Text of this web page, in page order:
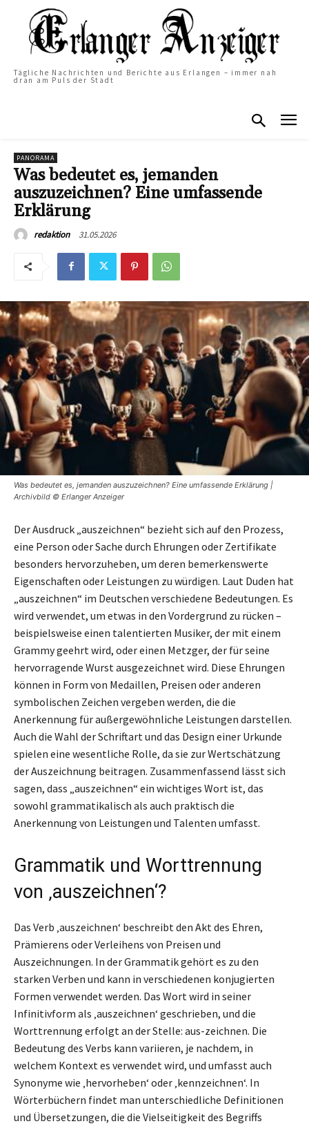
Tägliche Nachrichten und Berichte aus Erlangen – immer nah
dran am Puls der Stadt
PANORAMA
Was bedeutet es, jemanden
auszuzeichnen? Eine umfassende
Erklärung
redaktion 31.05.2026
Was bedeutet es, jemanden auszuzeichnen? Eine umfassende Erklärung |
Archivbild © Erlanger Anzeiger
Der Ausdruck „auszeichnen“ bezieht sich auf den Prozess,
eine Person oder Sache durch Ehrungen oder Zertifikate
besonders hervorzuheben, um deren bemerkenswerte
Eigenschaften oder Leistungen zu würdigen. Laut Duden hat
„auszeichnen“ im Deutschen verschiedene Bedeutungen. Es
wird verwendet, um etwas in den Vordergrund zu rücken –
beispielsweise einen talentierten Musiker, der mit einem
Grammy geehrt wird, oder einen Metzger, der für seine
hervorragende Wurst ausgezeichnet wird. Diese Ehrungen
können in Form von Medaillen, Preisen oder anderen
symbolischen Zeichen vergeben werden, die die
Anerkennung für außergewöhnliche Leistungen darstellen.
Auch die Wahl der Schriftart und das Design einer Urkunde
spielen eine wesentliche Rolle, da sie zur Wertschätzung
der Auszeichnung beitragen. Zusammenfassend lässt sich
sagen, dass „auszeichnen“ ein wichtiges Wort ist, das
sowohl grammatikalisch als auch praktisch die
Anerkennung von Leistungen und Talenten umfasst.
Grammatik und Worttrennung
von ‚auszeichnen‘?
Das Verb ‚auszeichnen‘ beschreibt den Akt des Ehren,
Prämierens oder Verleihens von Preisen und
Auszeichnungen. In der Grammatik gehört es zu den
starken Verben und kann in verschiedenen konjugierten
Formen verwendet werden. Das Wort wird in seiner
Infinitivform als ‚auszeichnen‘ geschrieben, und die
Worttrennung erfolgt an der Stelle: aus-zeichnen. Die
Bedeutung des Verbs kann variieren, je nachdem, in
welchem Kontext es verwendet wird, und umfasst auch
Synonyme wie ‚hervorheben‘ oder ‚kennzeichnen‘. In
Wörterbüchern findet man unterschiedliche Definitionen
und Übersetzungen, die die Vielseitigkeit des Begriffs